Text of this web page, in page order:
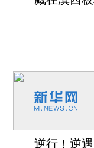
逆行！逆